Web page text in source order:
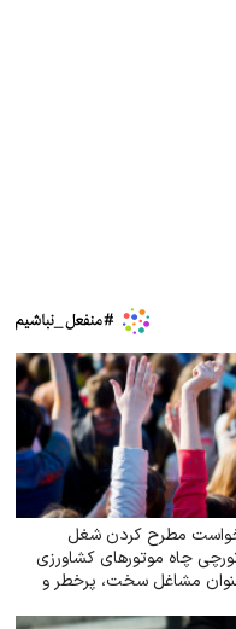
مطرح کردن شغل
چاه موتورهای کشاورزی
مشاغل سخت، پرخطر و